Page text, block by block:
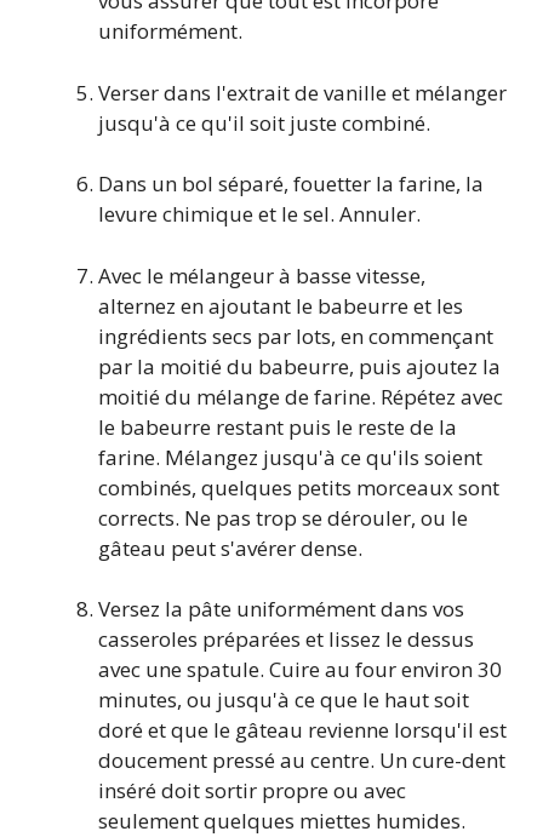
uniformément.
Verser dans l'extrait de vanille et mélanger
jusqu'à ce qu'il soit juste combiné.
Dans un bol séparé, fouetter la farine, la
levure chimique et le sel. Annuler.
Avec le mélangeur à basse vitesse,
alternez en ajoutant le babeurre et les
ingrédients secs par lots, en commençant
par la moitié du babeurre, puis ajoutez la
moitié du mélange de farine. Répétez avec
le babeurre restant puis le reste de la
farine. Mélangez jusqu'à ce qu'ils soient
combinés, quelques petits morceaux sont
corrects. Ne pas trop se dérouler, ou le
gâteau peut s'avérer dense.
Versez la pâte uniformément dans vos
casseroles préparées et lissez le dessus
avec une spatule. Cuire au four environ 30
minutes, ou jusqu'à ce que le haut soit
doré et que le gâteau revienne lorsqu'il est
doucement pressé au centre. Un cure-dent
inséré doit sortir propre ou avec
seulement quelques miettes humides.